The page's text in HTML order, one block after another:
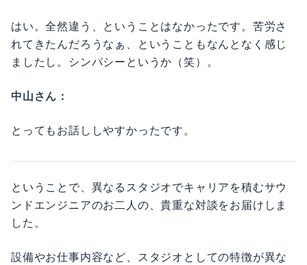
はい。全然違う、ということはなかったです。苦労さ
れてきたんだろうなぁ、ということもなんとなく感じ
ましたし。シンパシーというか（笑）。
中山さん：
とってもお話ししやすかったです。
ということで、異なるスタジオでキャリアを積むサウ
ンドエンジニアのお二人の、貴重な対談をお届けしま
した。
設備やお仕事内容など、スタジオとしての特徴が異な